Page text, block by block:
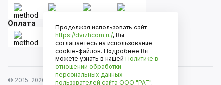
Оплата
© 2015–2026
Движком — сеть магазинов автозапчастей
Продолжая использовать сайт
https://dvizhcom.ru/, Вы
соглашаетесь на использование
cookie-файлов. Подробнее Вы
можете узнать в нашей Политике в
отношении обработки
персональных данных
пользователей сайта ООО "РАТ".